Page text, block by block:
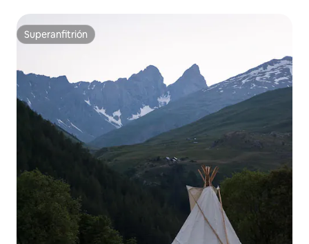
Superanfitrión
Superanfitrión